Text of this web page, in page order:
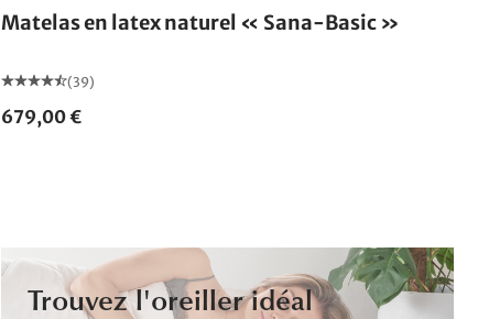
Matelas en latex naturel « Sana-Basic »
(39)
679,00 €
Trouvez l'oreiller idéal